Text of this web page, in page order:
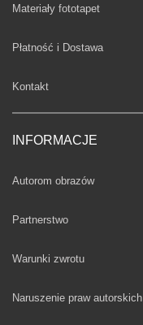
Materiały fototapet
Płatność i Dostawa
Kontakt
INFORMACJE
Autorom obrazów
Partnerstwo
Warunki zwrotu
Naruszenie praw autorskich